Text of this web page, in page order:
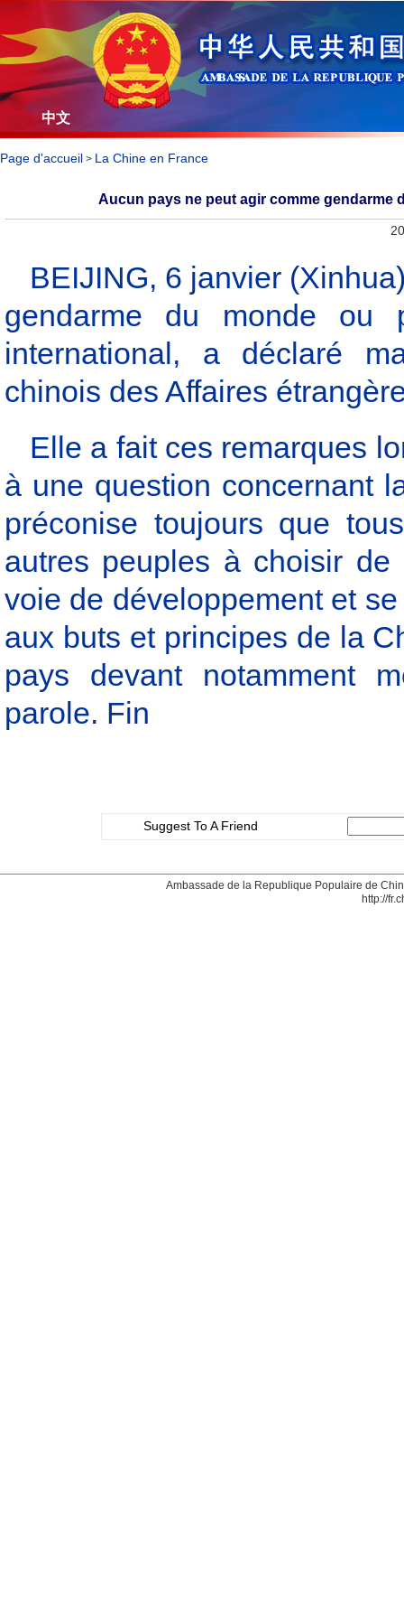
中文
Page d'accueil > La Chine en France
Aucun pays ne peut agir comme gendarme
BEIJING, 6 janvier
gendarme du monde ou
international, a déclaré
chinois des Affaires
Elle a fait ces remarques
à une question concernant
préconise toujours que
autres peuples à choisir de
voie de développement et
aux buts et principes de la
pays devant notamment
parole. Fin
Suggest To A Friend
Ambassade de la Republique Populaire de
http://